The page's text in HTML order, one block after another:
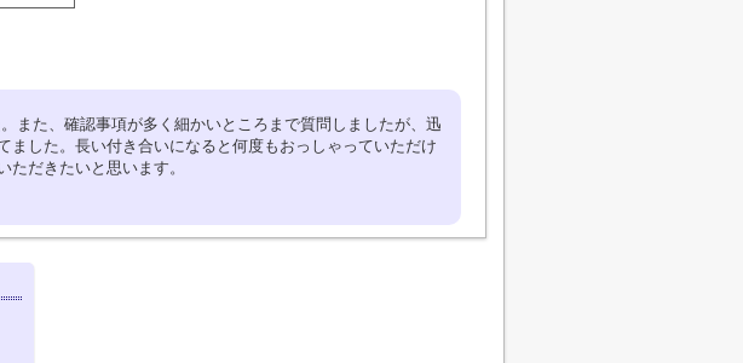
また、確認事項が多く細かいところまで質問しましたが、迅
ました。長い付き合いになると何度もおっしゃっていただけ
ただきたいと思います。